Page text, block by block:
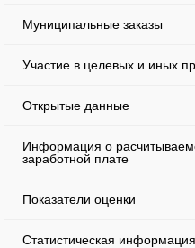
Муниципальные заказы
Участие в целевых и иных
Открытые данные
Информация о
заработной плате
Показатели оценки
Статистическая информация